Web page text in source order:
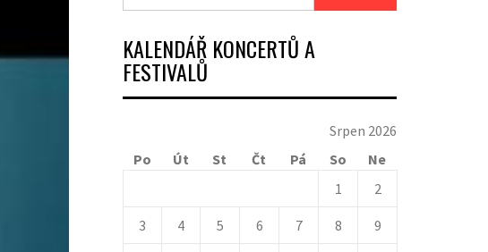
KALENDÁŘ KONCERTŮ A
FESTIVALŮ
Srpen 2026
Po
Út St Čt Pá So
Ne
1
2
3 4 5 6 7 8 9